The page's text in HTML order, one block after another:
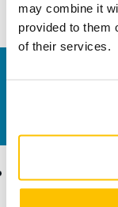
may combine it
provided to them
of their services.
Produkter